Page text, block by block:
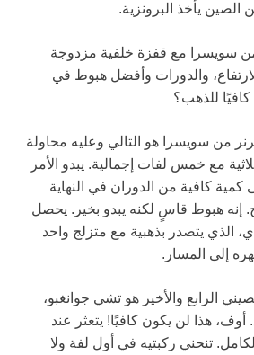
الصين يأخذ البرونزية.
سويسرا مع قفزة خلفية مزدوجة
والدورات وأفضل هبوط في
للذهب؟
من سويسرا هو التالي وعليه محاولة
مع خمس لفات إجمالية. يبدو الأمر
كمية كافية من الدوران في النهاية
إنه هبوط قاسٍ لكنه يبدو بخير. يحصل
شيندي، الذي يتصدر بذهبية مع متزلج واحد
إلى المسار.
الرابع والأخير هو تشي جوانغبو،
أوف، هذا لن يكون كافيًا! يتعثر عند
تنحني ركبتيه في أول لفة ولا